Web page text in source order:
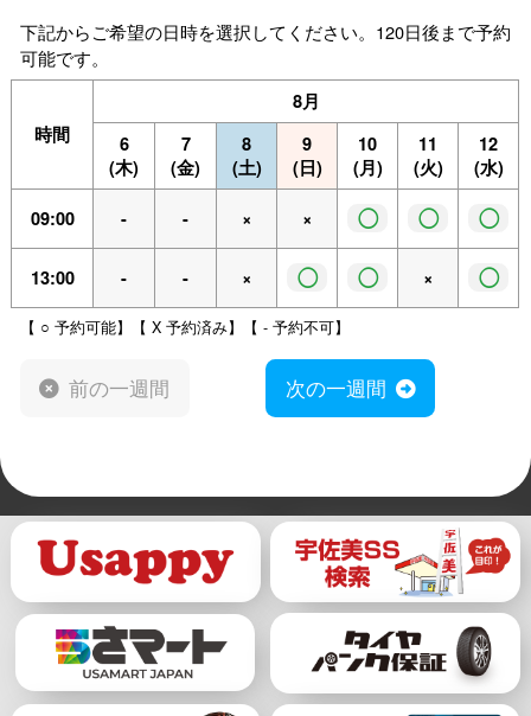
下記からご希望の日時を選択してください。120日後まで予約
可能です。
時間
8月
6
(木)
7
(金)
8
(土)
9
(日)
10
(月)
11
(火)
12
(水)
09:00 - - × × ◯ ◯ ◯
13:00 - - × ◯ ◯ × ◯
【 ○ 予約可能】【 X 予約済み】【 - 予約不可】
前の一週間 次の一週間